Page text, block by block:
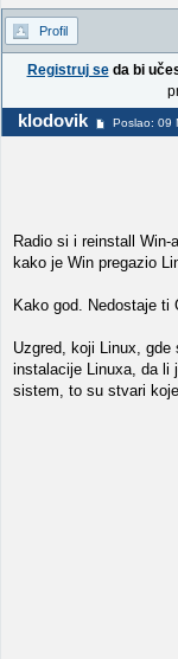
Profil
Registruj seda bi
klodovik Poslao: 09
Radio si i reinstall
kako je Win pregazio
Kako god. Nedostaje ti
Uzgred, koji Linux,
instalacije Linuxa, da li
sistem, to su stvari